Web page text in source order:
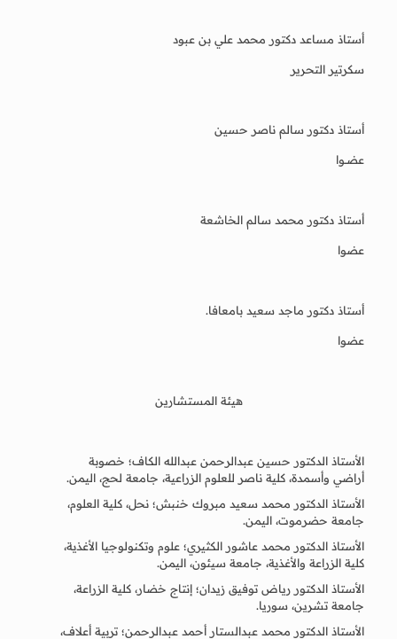
أستاذ مساعد دكتور محمد علي بن عبود
سكرتير التحرير
أستاذ دكتور سالم ناصر حسين
عضــوا
أستاذ دكتور محمد سالم الخاشعة
عضوا
أستاذ دكتور ماجد سعيد بامعافا.
عضوا
هيئة المستشارين
الأستاذ الدكتور حسين عبدالرحمن عبدالله الكاف؛ خصوبة
أراضي وأسمدة، كلية ناصر للعلوم الزراعية، جامعة لحج، اليمن.
الأستاذ الدكتور محمد سعيد مبروك خنبش؛ نحل، كلية العلوم،
جامعة حضرموت، اليمن.
الأستاذ الدكتور محمد عاشور الكثيري؛ علوم وتكنولوجيا الأغذية،
كلية الزراعة والأغذية، جامعة سيئون، اليمن.
الأستاذ الدكتور رياض توفيق زيدان؛ إنتاج خضار، كلية الزراعة،
جامعة تشرين، سوريا.
الأستاذ الدكتور محمد عبدالستار أحمد عبدالرحمن؛ تربية أعلاف،